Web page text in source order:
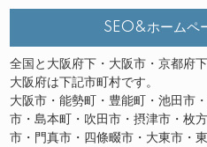
SEO&ホームペ
全国と大阪府下・大阪市・京都府
大阪府は下記市町村です。
大阪市・能勢町・豊能町・池田市
市・島本町・吹田市・摂津市・枚
市・門真市・四條畷市・大東市・